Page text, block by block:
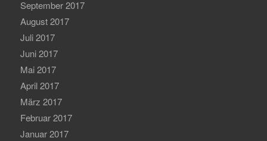
September 2017
August 2017
Juli 2017
Juni 2017
Mai 2017
April 2017
März 2017
Februar 2017
Januar 2017